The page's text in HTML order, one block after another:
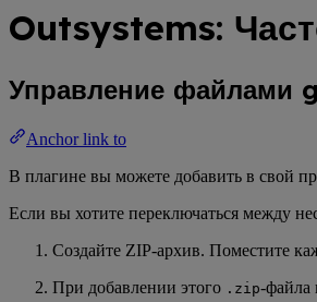
Outsystems:
Управление файлами
Anchor link to
В плагине вы можете добавить в свой
Если вы хотите переключаться между
Создайте ZIP-архив. Поместите
При добавлении этого .zip-файла